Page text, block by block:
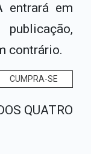
entrará em
contrário.
CUMPRA-SE
QUATRO